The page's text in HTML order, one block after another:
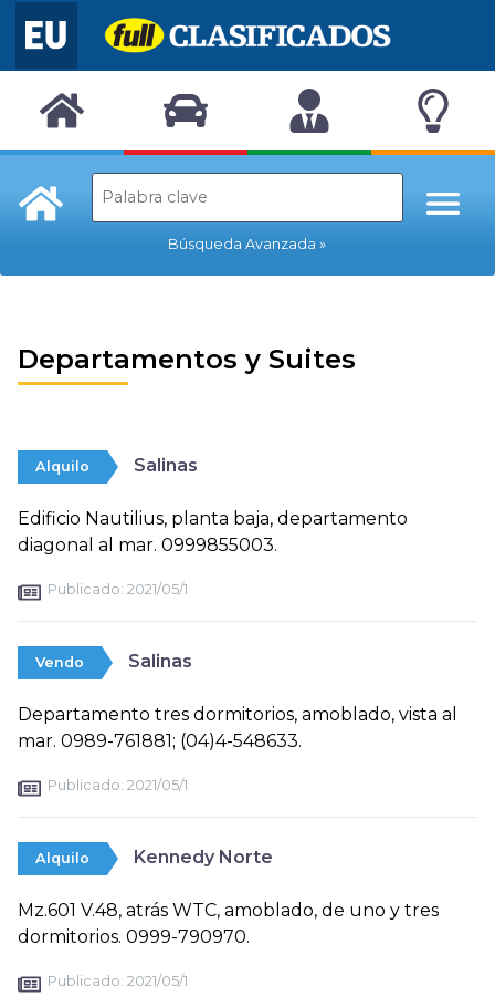
Búsqueda Avanzada
Departamentos y Suites
Alquilo Salinas
Edificio Nautilius, planta baja, departamento
diagonal al mar. 0999855003.
Publicado: 2021/05/1
Vendo Salinas
Departamento tres dormitorios, amoblado, vista al
mar. 0989-761881; (04)4-548633.
Publicado: 2021/05/1
Alquilo Kennedy Norte
Mz.601 V.48, atrás WTC, amoblado, de uno y tres
dormitorios. 0999-790970.
Publicado: 2021/05/1